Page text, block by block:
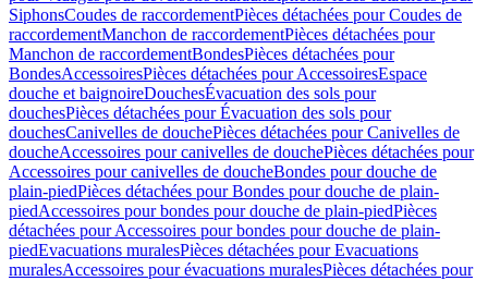
SiphonsCoudes de raccordementPièces détachées pour Coudes de
raccordementManchon de raccordementPièces détachées pour
Manchon de raccordementBondesPièces détachées pour
BondesAccessoiresPièces détachées pour AccessoiresEspace
douche et baignoireDouchesÉvacuation des sols pour
douchesPièces détachées pour Évacuation des sols pour
douchesCanivelles de douchePièces détachées pour Canivelles de
doucheAccessoires pour canivelles de douchePièces détachées pour
Accessoires pour canivelles de doucheBondes pour douche de
plain-piedPièces détachées pour Bondes pour douche de plain-
piedAccessoires pour bondes pour douche de plain-piedPièces
détachées pour Accessoires pour bondes pour douche de plain-
piedEvacuations muralesPièces détachées pour Evacuations
muralesAccessoires pour évacuations muralesPièces détachées pour